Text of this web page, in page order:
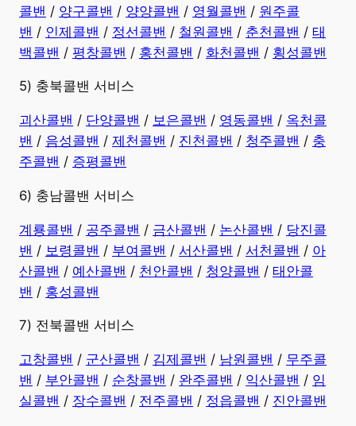
콜밴 / 양구콜밴 / 양양콜밴 / 영월콜밴 / 원주콜
밴 / 인제콜밴 / 정선콜밴 / 철원콜밴 / 춘천콜밴 / 태
백콜밴 / 평창콜밴 / 홍천콜밴 / 화천콜밴 / 횡성콜밴
5) 충북콜밴 서비스
괴산콜밴 / 단양콜밴 / 보은콜밴 / 영동콜밴 / 옥천콜
밴 / 음성콜밴 / 제천콜밴 / 진천콜밴 / 청주콜밴 / 충
주콜밴 / 증평콜밴
6) 충남콜밴 서비스
계룡콜밴 / 공주콜밴 / 금산콜밴 / 논산콜밴 / 당진콜
밴 / 보령콜밴 / 부여콜밴 / 서산콜밴 / 서천콜밴 / 아
산콜밴 / 예산콜밴 / 천안콜밴 / 청양콜밴 / 태안콜
밴 / 홍성콜밴
7) 전북콜밴 서비스
고창콜밴 / 군산콜밴 / 김제콜밴 / 남원콜밴 / 무주콜
밴 / 부안콜밴 / 순창콜밴 / 완주콜밴 / 익산콜밴 / 임
실콜밴 / 장수콜밴 / 전주콜밴 / 정읍콜밴 / 진안콜밴